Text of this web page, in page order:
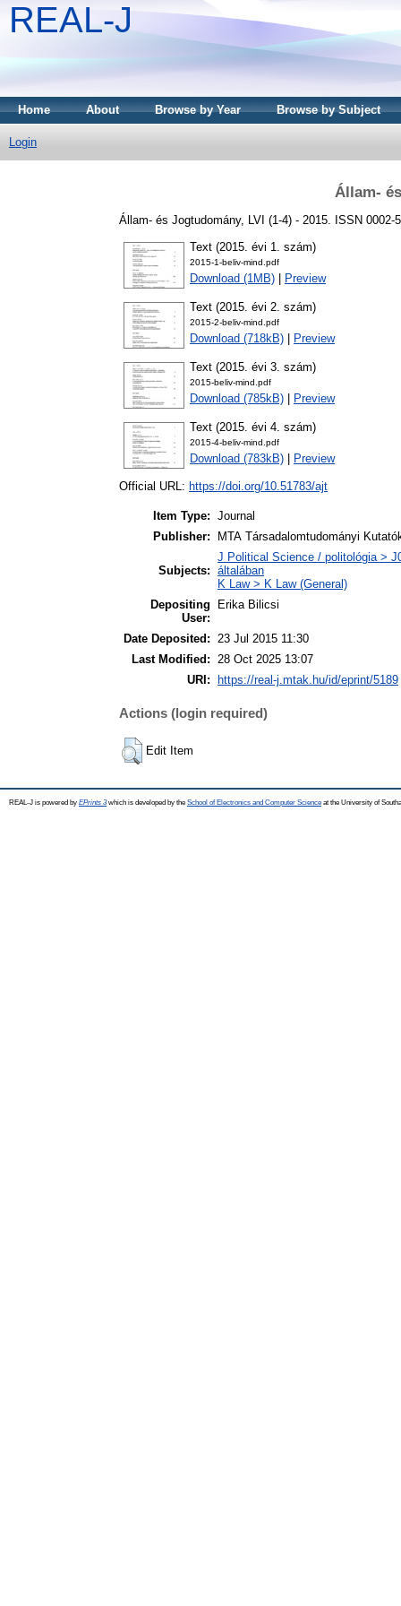
REAL-J
Home About Browse by Year Browse by Subject
Login
Állam-
Állam- és Jogtudomány, LVI (1-4) - 2015. ISSN 0002-
Text (2015. évi 1. szám)
2015-1-beliv-mind.pdf
Download (1MB) Preview
Text (2015. évi 2. szám)
2015-2-beliv-mind.pdf
Download (718kB) Preview
Text (2015. évi 3. szám)
2015-beliv-mind.pdf
Download (785kB) Preview
Text (2015. évi 4. szám)
2015-4-beliv-mind.pdf
Download (783kB) Preview
Official URL: https://doi.org/10.51783/ajt
Item Type: Journal
Publisher:
MTA Társadalomtudományi
Subjects:
J Political Science / politológia >
általában
K Law > K Law (General)
Depositing
User:
Erika Bilicsi
Date Deposited: 23 Jul 2015 11:30
Last Modified: 28 Oct 2025 13:07
URI:
https://real-j.mtak.hu/id/eprint/5189
Actions (login required)
Edit Item
REAL-J is powered by EPrints 3which is developed by the School of Electronics and Computer Science at the University of